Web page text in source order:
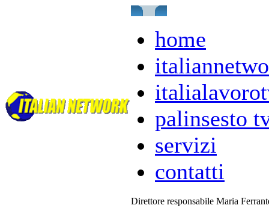
home
palinsesto
servizi
contatti
Direttore responsabile Maria